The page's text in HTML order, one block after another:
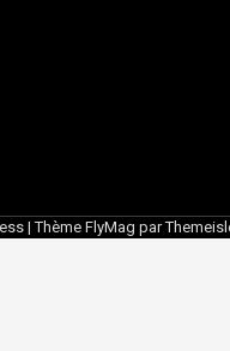
|Thème FlyMag par